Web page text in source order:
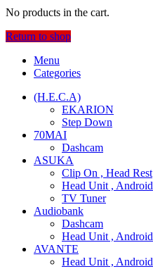
No products in the cart.
Return to shop
Menu
Categories
(H.E.C.A)
EKARION
Step Down
70MAI
Dashcam
ASUKA
Clip On , Head Rest
Head Unit , Android
TV Tuner
Audiobank
Dashcam
Head Unit , Android
AVANTE
Head Unit , Android